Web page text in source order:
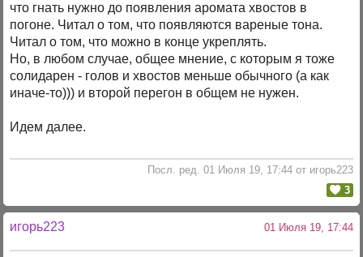
что гнать нужно до появления аромата хвостов в
погоне. Читал о том, что появляются вареные тона.
Читал о том, что можно в конце укреплять.
Но, в любом случае, общее мнение, с которым я тоже
солидарен - голов и хвостов меньше обычного (а как
иначе-то))) и второй перегон в общем не нужен.
Идем далее.
Посл. ред. 01 Июля 19, 17:44 от игорь223
3
игорь223 01 Июля 19, 17:44